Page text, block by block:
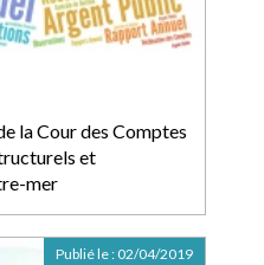
la Cour des Comptes
et
mer
Publié le : 02/04/2019